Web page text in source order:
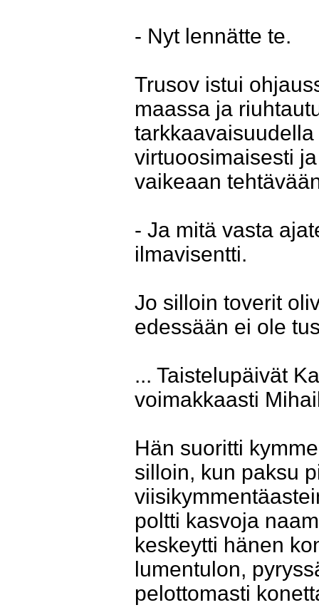
- Nyt lennätte te.
Trusov istui
maassa ja
virtuoosimaisesti
vaikeaan
- Ja mitä vasta
ilmavisentti.
Jo silloin toverit
edessään ei ole
... Taistelupäivät
voimakkaasti
Hän suoritti
silloin, kun paksu
poltti kasvoja
keskeytti hänen
lumentulon,
pelottomasti